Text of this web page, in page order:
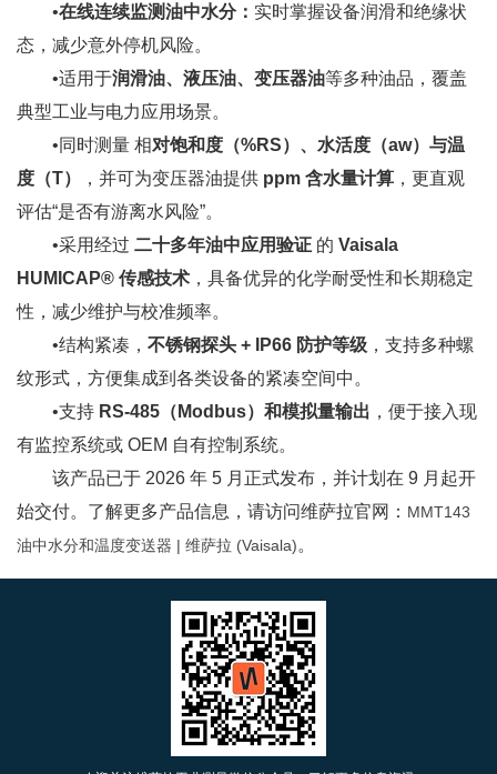
•在线连续监测油中水分： 实时掌握设备润滑和绝缘状
态，减少意外停机风险。
•适用于润滑油、液压油、变压器油等多种油品，覆盖
典型工业与电力应用场景。
•同时测量 相对饱和度（%RS）、水活度（aw）与温
度（T）
，并可为变压器油提供 ppm 含水量计算 ，更直观
评估“是否有游离水风险”。
•采用经过 二十多年油中应用验证 的 Vaisala
HUMICAP® 传感技术 ，具备优异的化学耐受性和长期稳定
性，减少维护与校准频率。
•结构紧凑， 不锈钢探头 + IP66 防护等级 ，支持多种螺
纹形式，方便集成到各类设备的紧凑空间中。
•支持 RS-485（Modbus）和模拟量输出 ，便于接入现
有监控系统或 OEM 自有控制系统。
该产品已于 2026 年 5 月正式发布，并计划在 9 月起开
始交付。了解更多产品信息，请访问维萨拉官网： MMT143
油中水分和温度变送器 | 维萨拉 (Vaisala)。